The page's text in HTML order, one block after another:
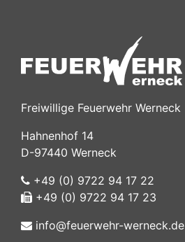
Freiwillige Feuerwehr Werneck
Hahnenhof 14
D-97440 Werneck
+49 (0) 9722 94 17 22
+49 (0) 9722 94 17 23
info@feuerwehr-werneck.de